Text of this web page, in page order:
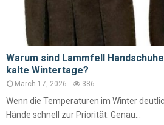
Warum sind Lammfell
kalte Wintertage?
March 17, 2026 386
Wenn die Temperaturen im Winter
Hände schnell zur Priorität. Genau...